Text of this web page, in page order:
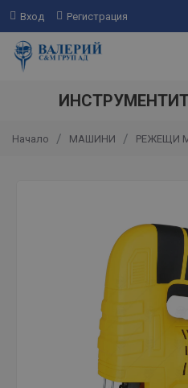
Вход Регистрация
Начало МАШИНИ РЕЖЕЩИ